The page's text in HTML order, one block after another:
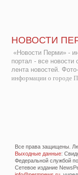
НОВОСТИ
«Новости Перми» -
портал - все
лента новостей.
информации о городе
Все права защищены.
Выходные данные:
Федеральной службой
Сетевое издание